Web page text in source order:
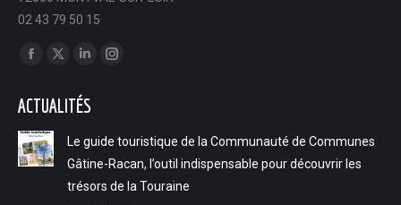
02 43 79 50 15
Trouvez nous sur :
opens
in
new
window
opens
new
window
LinkedIn
opens
new
window
Instagram
in
new
window
ACTUALITÉS
Le guide touristique de la Communauté de Communes
Gâtine-Racan, l’outil indispensable pour découvrir les
trésors de la Touraine